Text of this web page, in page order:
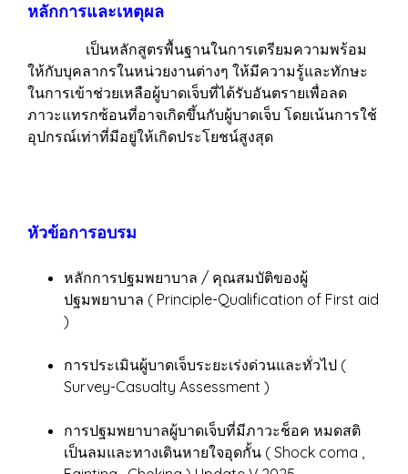
หลักการและเหตุผล
เป็นหลักสูตรพื้นฐานในการเตรียมความพร้อม
ให้กับบุคลากรในหน่วยงานต่างๆ ให้มีความรู้และทักษะ
ในการเข้าช่วยเหลือผู้บาดเจ็บที่ได้รับอันตรายเพื่อลด
ภาวะแทรกซ้อนที่อาจเกิดขึ้นกับผู้บาดเจ็บ โดยเน้นการใช้
อุปกรณ์เท่าที่มีอยู่ให้เกิดประโยชน์สูงสุด
หัวข้อการอบรม
หลักการปฐมพยาบาล / คุณสมบัติของผู้
ปฐมพยาบาล ( Principle-Qualification of First aid
)
การประเมินผู้บาดเจ็บระยะเร่งด่วนและทั่วไป (
Survey-Casualty Assessment )
การปฐมพยาบาลผู้บาดเจ็บที่มีภาวะช็อค หมดสติ
เป็นลมและทางเดินหายใจอุดกั้น ( Shock coma ,